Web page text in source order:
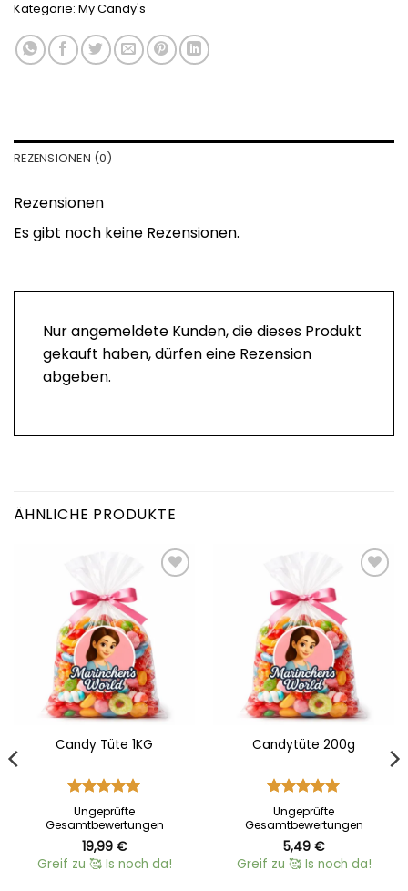
Kategorie: My Candy's
REZENSIONEN (0)
Rezensionen
Es gibt noch keine Rezensionen.
Nur angemeldete Kunden, die dieses Produkt
gekauft haben, dürfen eine Rezension
abgeben.
ÄHNLICHE PRODUKTE
Candy Tüte 1KG
Bewertet
mit5von
Ungeprüfte
Gesamtbewertungen
19,99 €
Greif zu 🥰 Is noch da!
Candytüte 200g
Bewertet
mit5von
Ungeprüfte
Gesamtbewertungen
5,49 €
Greif zu 🥰 Is noch da!